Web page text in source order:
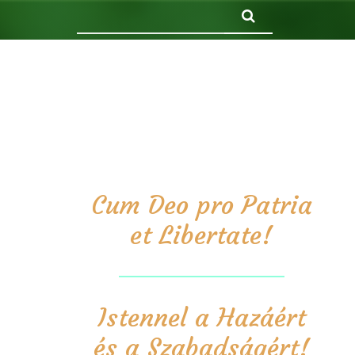
Cum Deo pro Patria
et Libertate!
Istennel a Hazáért
és a Szabadságért!